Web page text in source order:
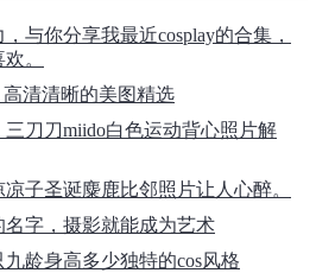
与你分享我最近cosplay的合集，
。
清清晰的美图精选
刀刀miido白色运动背心照片解
子圣诞麋鹿比邻照片让人心醉。
名字，摄影就能成为艺术
龄身高多少独特的cos风格